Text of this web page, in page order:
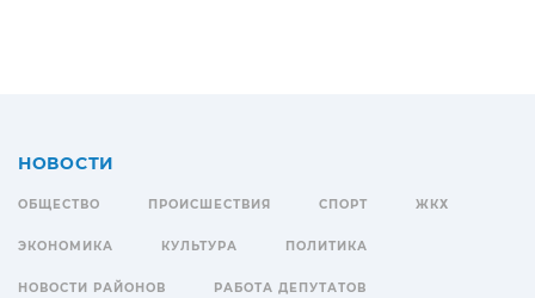
НОВОСТИ
ОБЩЕСТВО ПРОИСШЕСТВИЯ СПОРТ ЖКХ
ЭКОНОМИКА КУЛЬТУРА ПОЛИТИКА
НОВОСТИ РАЙОНОВ РАБОТА ДЕПУТАТОВ